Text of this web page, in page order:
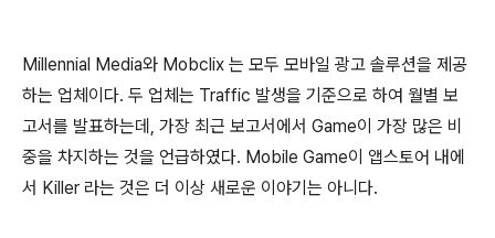
Millennial Media와 Mobclix 는 모두 모바일 광고 솔루션을 제공
하는 업체이다. 두 업체는 Traffic 발생을 기준으로 하여 월별 보
고서를 발표하는데, 가장 최근 보고서에서 Game이 가장 많은 비
중을 차지하는 것을 언급하였다. Mobile Game이 앱스토어 내에
서 Killer 라는 것은 더 이상 새로운 이야기는 아니다.